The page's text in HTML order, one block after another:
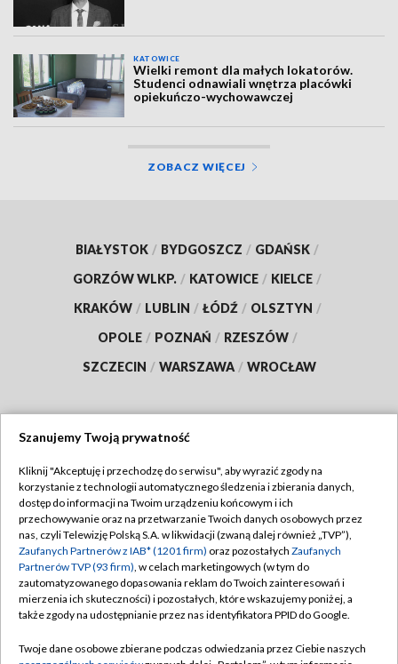
KATOWICE
Wielki remont dla małych lokatorów.
Studenci odnawiali wnętrza placówki
opiekuńczo-wychowawczej
ZOBACZ WIĘCEJ
BIAŁYSTOK / BYDGOSZCZ / GDAŃSK /
GORZÓW WLKP. / KATOWICE / KIELCE /
KRAKÓW / LUBLIN / ŁÓDŹ / OLSZTYN /
OPOLE / POZNAŃ / RZESZÓW /
SZCZECIN / WARSZAWA / WROCŁAW
TVP
Abonament TVP
Emisja w TVP
Centrum informacji TVP
Naziemna Telewizja Cyfrowa
Regulamin TVP
Polityka prywatności
Moje zgody
Pomoc
Szanujemy Twoją prywatność
Kliknij "Akceptuję i przechodzę do serwisu", aby wyrazić zgody na
korzystanie z technologii automatycznego śledzenia i zbierania danych,
dostęp do informacji na Twoim urządzeniu końcowym i ich
przechowywanie oraz na przetwarzanie Twoich danych osobowych przez
nas, czyli Telewizję Polską S.A. w likwidacji (zwaną dalej również „TVP”),
Zaufanych Partnerów z IAB* (1201 firm) oraz pozostałych Zaufanych
Partnerów TVP (93 firm), w celach marketingowych (w tym do
zautomatyzowanego dopasowania reklam do Twoich zainteresowań i
mierzenia ich skuteczności) i pozostałych, które wskazujemy poniżej, a
także zgody na udostępnianie przez nas identyfikatora PPID do Google.
Twoje dane osobowe zbierane podczas odwiedzania przez Ciebie naszych